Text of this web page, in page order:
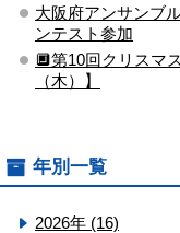
大阪府アンサンブ
ンテスト参加
🔲第10回クリスマ
（木）】
年別一覧
2026年 (16)